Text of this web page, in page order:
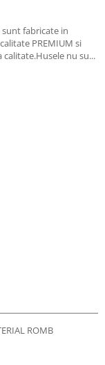
fabricate in
PREMIUM si
nu su...
ROMB